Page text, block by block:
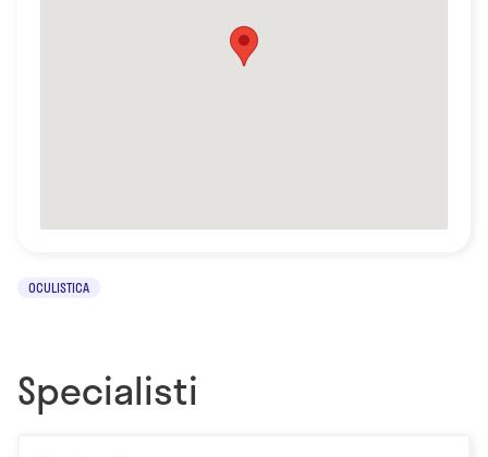
OCULISTICA
Specialisti